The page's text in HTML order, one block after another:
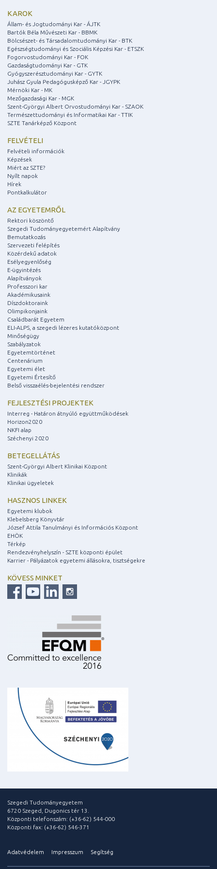
KAROK
Állam- és Jogtudományi Kar - ÁJTK
Bartók Béla Művészeti Kar - BBMK
Bölcsészet- és Társadalomtudományi Kar - BTK
Egészségtudományi és Szociális Képzési Kar - ETSZK
Fogorvostudományi Kar - FOK
Gazdaságtudományi Kar - GTK
Gyógyszerésztudományi Kar - GYTK
Juhász Gyula Pedagógusképző Kar - JGYPK
Mérnöki Kar - MK
Mezőgazdasági Kar - MGK
Szent-Györgyi Albert Orvostudományi Kar - SZAOK
Természettudományi és Informatikai Kar - TTIK
SZTE Tanárképző Központ
FELVÉTELI
Felvételi információk
Képzések
Miért az SZTE?
Nyílt napok
Hírek
Pontkalkulátor
AZ EGYETEMRŐL
Rektori köszöntő
Szegedi Tudományegyetemért Alapítvány
Bemutatkozás
Szervezeti felépítés
Közérdekű adatok
Esélyegyenlőség
E-ügyintézés
Alapítványok
Professzori kar
Akadémikusaink
Díszdoktoraink
Olimpikonjaink
Családbarát Egyetem
ELI-ALPS, a szegedi lézeres kutatóközpont
Minőségügy
Szabályzatok
Egyetemtörténet
Centenárium
Egyetemi élet
Egyetemi Értesítő
Belső visszaélés-bejelentési rendszer
FEJLESZTÉSI PROJEKTEK
Interreg - Határon átnyúló együttműködések
Horizon2020
NKFI alap
Széchenyi 2020
BETEGELLÁTÁS
Szent-Györgyi Albert Klinikai Központ
Klinikák
Klinikai ügyeletek
HASZNOS LINKEK
Egyetemi klubok
Klebelsberg Könyvtár
József Attila Tanulmányi és Információs Központ
EHÖK
Térkép
Rendezvényhelyszín - SZTE központi épület
Karrier - Pályázatok egyetemi állásokra, tisztségekre
KÖVESS MINKET
Szegedi Tudományegyetem
6720 Szeged, Dugonics tér 13.
Központi telefonszám: (+36-62) 544-000
Központi fax: (+36-62) 546-371
Adatvédelem Impresszum Segítség